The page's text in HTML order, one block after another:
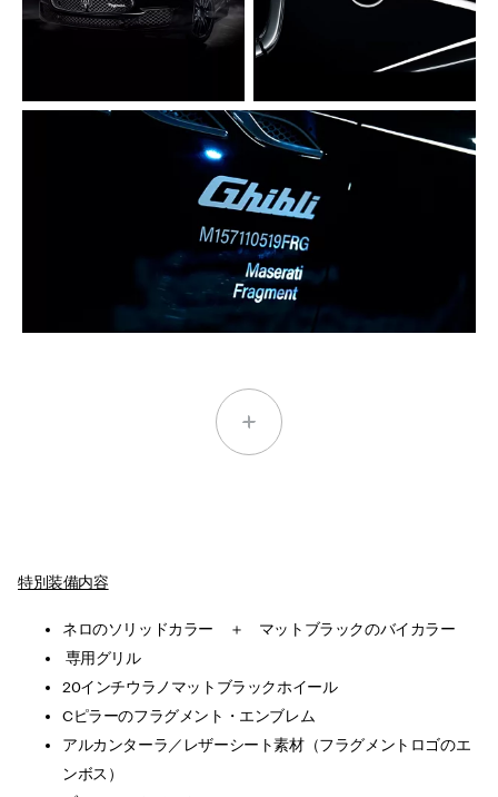
特別装備内容
ネロのソリッドカラー ＋ マットブラックのバイカラー
専用グリル
20インチウラノマットブラックホイール
Cピラーのフラグメント・エンブレム
アルカンターラ／レザーシート素材（フラグメントロゴのエ
ンボス）